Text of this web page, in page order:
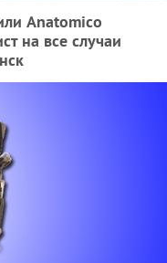
Anatomico
на все случаи